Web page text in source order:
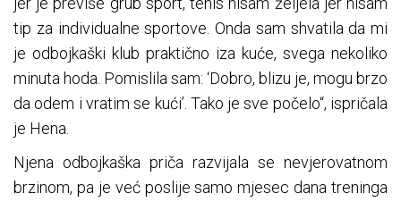
tip za individualne sportove. Onda sam shvatila da mi
je odbojkaški klub praktično iza kuće, svega nekoliko
minuta hoda. Pomislila sam: ‘Dobro, blizu je, mogu brzo
da odem i vratim se kući’. Tako je sve počelo“, ispričala
je Hena.
Njena odbojkaška priča razvijala se nevjerovatnom
brzinom, pa je već poslije samo mjesec dana treninga